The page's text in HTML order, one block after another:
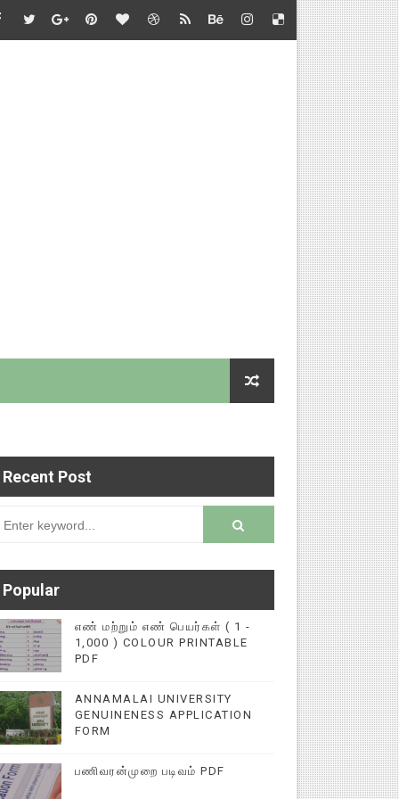
- வழிகாட்டி நெறிமுறைகள் சார்பு - தொடக்கக் கல்வி
சார்பு - பள்ளிக்கல்வி இயக்குநர் செயல்முறைகள்
- அறிவுரை வழங்குதல் சார்பு - தொடக்கக் கல்வி இயக்குநர்
என்ற எண்ணிற்கு WHATSAPP ல்
Recent Post
Popular
எண் மற்றும் எண் பெயர்கள் ( 1 -
1,000 ) COLOUR PRINTABLE
PDF
ANNAMALAI UNIVERSITY
GENUINENESS APPLICATION
FORM
பணிவரன்முறை படிவம் PDF